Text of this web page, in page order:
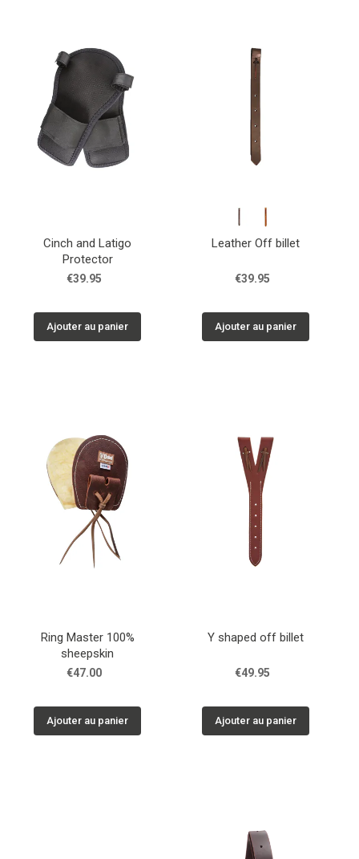
Cinch and Latigo
Protector
€39.95
Ajouter au panier
Leather Off billet
€39.95
Ajouter au panier
Ring Master 100%
sheepskin
€47.00
Ajouter au panier
Y shaped off billet
€49.95
Ajouter au panier